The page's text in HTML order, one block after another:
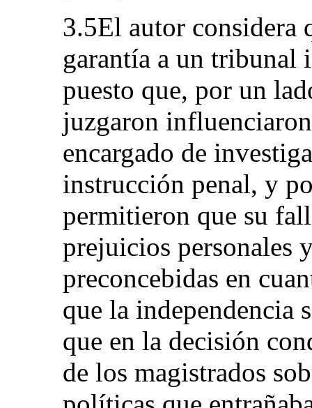
3.5El autor considera
garantía a un tribunal
puesto que, por un
juzgaron
encargado de
instrucción penal, y
permitieron que su
prejuicios personales
preconcebidas en
que la independencia
que en la decisión
de los magistrados